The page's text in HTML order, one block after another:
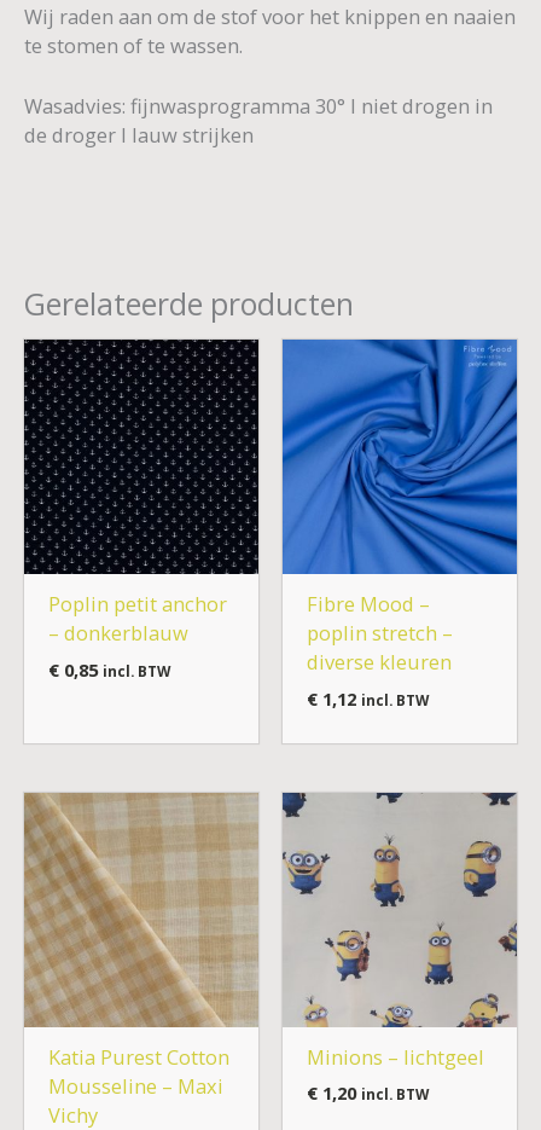
Wij raden aan om de stof voor het knippen en naaien
te stomen of te wassen.
Wasadvies: fijnwasprogramma 30° I niet drogen in
de droger I lauw strijken
Gerelateerde producten
Poplin petit anchor
– donkerblauw
€0,85 incl. BTW
Fibre Mood –
poplin stretch –
diverse kleuren
€1,12 incl. BTW
Katia Purest Cotton
Mousseline – Maxi
Vichy
Minions – lichtgeel
€1,20 incl. BTW